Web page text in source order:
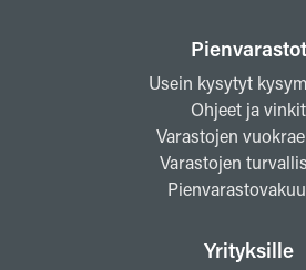
Pienvarastot
Usein kysytyt
Ohjeet ja vinkit
Varastojen
Varastojen
Yrityksille